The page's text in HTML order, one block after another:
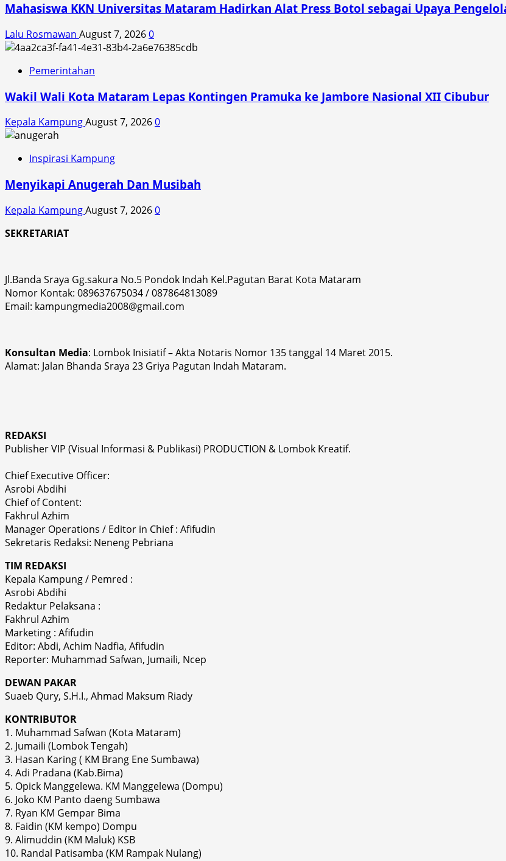
Mahasiswa KKN Universitas Mataram Hadirkan Alat Press Botol sebagai Upaya
Lalu Rosmawan August 7, 20260
Pemerintahan
Wakil Wali Kota Mataram Lepas Kontingen Pramuka ke Jambore Nasional XII Cibubur
Kepala KampungAugust 7, 20260
Inspirasi Kampung
Menyikapi Anugerah Dan Musibah
Kepala KampungAugust 7, 20260
SEKRETARIAT
Jl.Banda Sraya Gg.sakura No.5 Pondok Indah Kel.Pagutan Barat Kota Mataram
Nomor Kontak: 089637675034 / 087864813089
Email: kampungmedia2008@gmail.com
Konsultan Media: Lombok Inisiatif – Akta Notaris Nomor 135 tanggal 14 Maret 2015.
Alamat: Jalan Bhanda Sraya 23 Griya Pagutan Indah Mataram.
REDAKSI
Publisher VIP (Visual Informasi & Publikasi) PRODUCTION & Lombok Kreatif.
Chief Executive Officer:
Asrobi Abdihi
Chief of Content:
Fakhrul Azhim
Manager Operations / Editor in Chief : Afifudin
Sekretaris Redaksi: Neneng Pebriana
TIM REDAKSI
Kepala Kampung / Pemred :
Asrobi Abdihi
Redaktur Pelaksana :
Fakhrul Azhim
Marketing : Afifudin
Editor: Abdi, Achim Nadfia, Afifudin
Reporter: Muhammad Safwan, Jumaili, Ncep
DEWAN PAKAR
Suaeb Qury, S.H.I., Ahmad Maksum Riady
KONTRIBUTOR
1. Muhammad Safwan (Kota Mataram)
2. Jumaili (Lombok Tengah)
3. Hasan Karing ( KM Brang Ene Sumbawa)
4. Adi Pradana (Kab.Bima)
5. Opick Manggelewa. KM Manggelewa (Dompu)
6. Joko KM Panto daeng Sumbawa
7. Ryan KM Gempar Bima
8. Faidin (KM kempo) Dompu
9. Alimuddin (KM Maluk) KSB
10. Randal Patisamba (KM Rampak Nulang)